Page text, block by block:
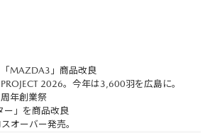
「MAZDA3」商品改良
2026。今年は3,600羽を広島に。
年創業祭
ー」を商品改良
オーバー発売。